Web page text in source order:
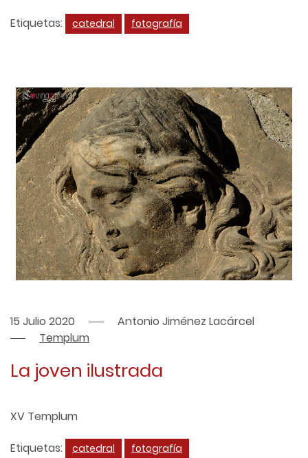
Etiquetas:
catedral fotografía
15 Julio 2020
Antonio Jiménez Lacárcel
Templum
La joven ilustrada
XV Templum
Etiquetas:
catedral fotografía